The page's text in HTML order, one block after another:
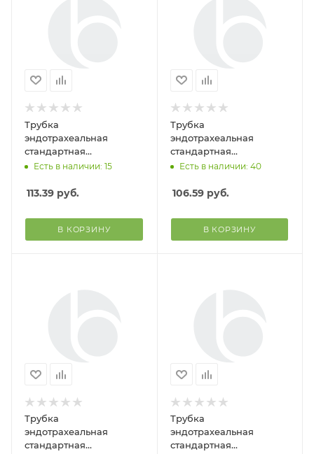
Трубка
эндотрахеальная
стандартная
одноразового исп. с
Healthcare)
Есть в наличии: 15
113.39 руб.
В КОРЗИНУ
Трубка
эндотрахеальная
стандартная
одноразового исп. с
Healthcare)
Есть в наличии: 40
106.59руб.
В КОРЗИНУ
Трубка
эндотрахеальная
стандартная
Трубка
эндотрахеальная
стандартная